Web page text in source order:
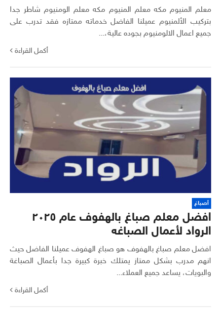
معلم المنيوم مكه معلم المنيوم مكه معلم الومنيوم شاطر جدا
بتركيب الألمنيوم عميلنا الفاضل خدماته ممتازه فقد تدرب على
جميع اعمال الالومنيوم بجوده عالية،...
أكمل القراءة
أصباغ
افضل معلم صباغ بالهفوف عام ٢٠٢٥
الرواد لأعمال الصباغه
افضل معلم صباغ بالهفوف هو صباغ الهفوف عميلنا الفاضل حيث
انهم مدرب بشكل ممتاز يمتلك خبرة كبيرة جدا بأعمال الصباغة
والبويات، يساعد جميع العملاء...
أكمل القراءة